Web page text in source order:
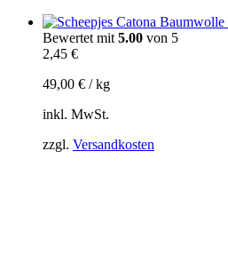
Bewertet mit 5.00 von 5
2,45 €
49,00 € /kg
inkl. MwSt.
zzgl. Versandkosten